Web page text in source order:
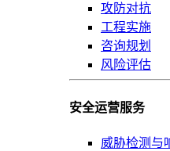
攻防对抗
工程实施
咨询规划
风险评估
安全运营服务
威胁检测与